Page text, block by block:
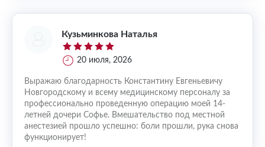
Кузьминкова Наталья
20 июля, 2026
Выражаю благодарность Константину Евгеньевичу
Новгородскому и всему медицинскому персоналу за
профессионально проведенную операцию моей 14-
летней дочери Софье. Вмешательство под местной
анестезией прошло успешно: боли прошли, рука снова
функционирует!